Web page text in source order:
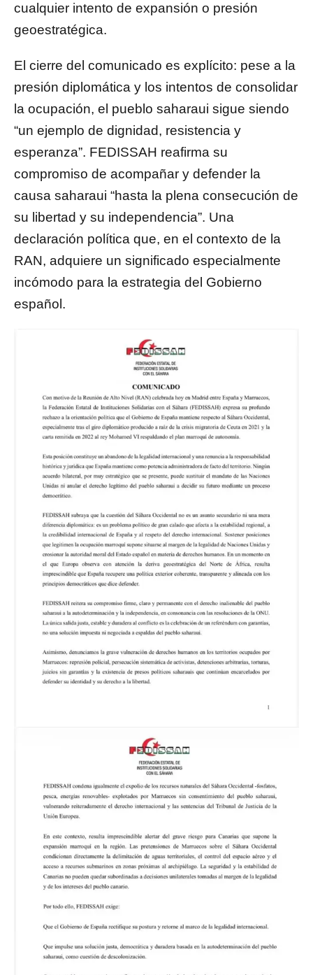
cualquier intento de expansión o presión
geoestratégica.
El cierre del comunicado es explícito: pese a la
presión diplomática y los intentos de consolidar
la ocupación, el pueblo saharaui sigue siendo
“un ejemplo de dignidad, resistencia y
esperanza”. FEDISSAH reafirma su
compromiso de acompañar y defender la
causa saharaui “hasta la plena consecución de
su libertad y su independencia”. Una
declaración política que, en el contexto de la
RAN, adquiere un significado especialmente
incómodo para la estrategia del Gobierno
español.